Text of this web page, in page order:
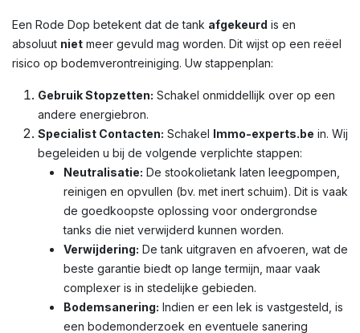
Een Rode Dop betekent dat de tank afgekeurd is en
absoluut niet meer gevuld mag worden. Dit wijst op een reëel
risico op bodemverontreiniging. Uw stappenplan:
Gebruik Stopzetten: Schakel onmiddellijk over op een
andere energiebron.
Specialist Contacten: Schakel Immo-experts.be in. Wij
begeleiden u bij de volgende verplichte stappen:
Neutralisatie: De stookolietank laten leegpompen,
reinigen en opvullen (bv. met inert schuim). Dit is vaak
de goedkoopste oplossing voor ondergrondse
tanks die niet verwijderd kunnen worden.
Verwijdering: De tank uitgraven en afvoeren, wat de
beste garantie biedt op lange termijn, maar vaak
complexer is in stedelijke gebieden.
Bodemsanering: Indien er een lek is vastgesteld, is
een bodemonderzoek en eventuele sanering